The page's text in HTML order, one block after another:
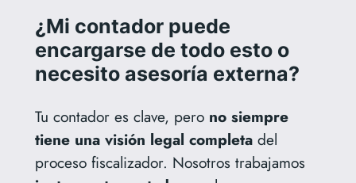
¿Mi contador puede
encargarse de todo esto o
necesito asesoría externa?
Tu contador es clave, pero no siempre
tiene una visión legal completadel
proceso fiscalizador. Nosotros trabajamos